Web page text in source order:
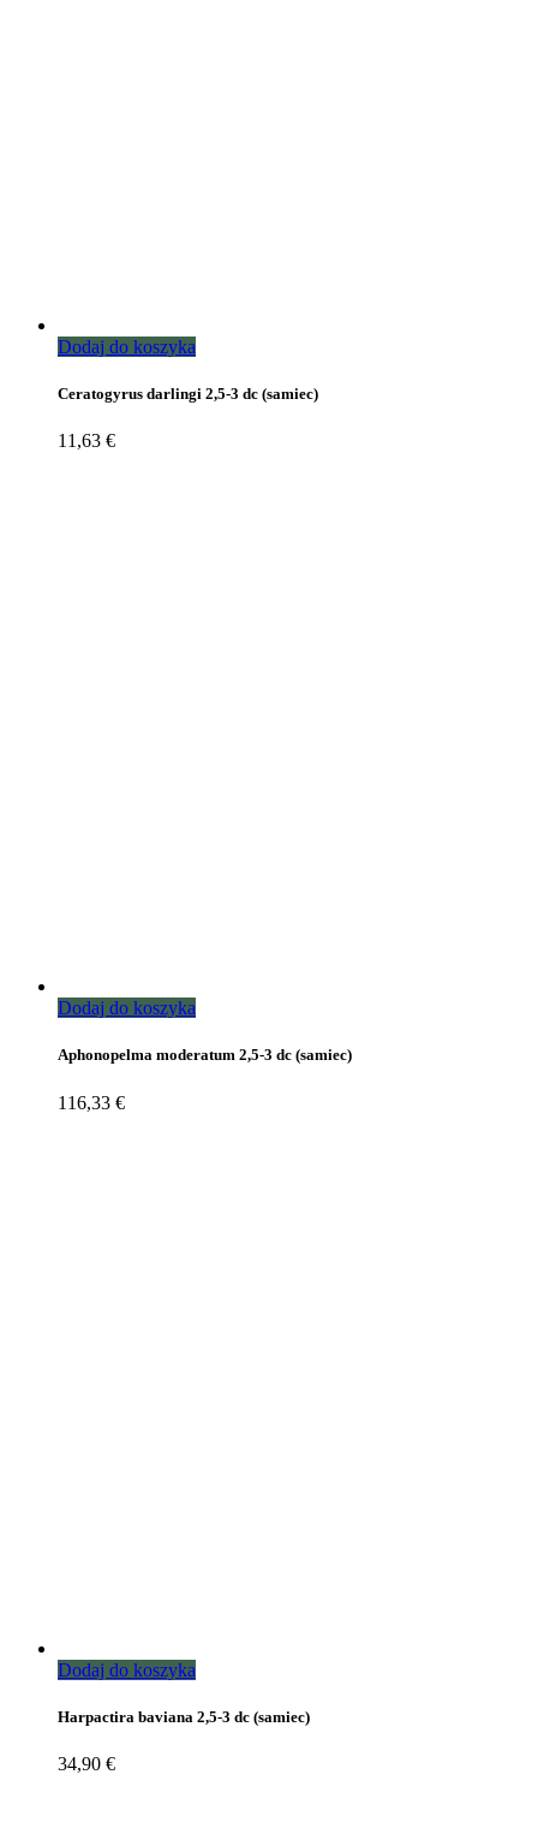
Dodaj do koszyka
Ceratogyrus darlingi 2,5-3 dc (samiec)
11,63 €
Dodaj do koszyka
Aphonopelma moderatum 2,5-3 dc (samiec)
116,33 €
Dodaj do koszyka
Harpactira baviana 2,5-3 dc (samiec)
34,90 €